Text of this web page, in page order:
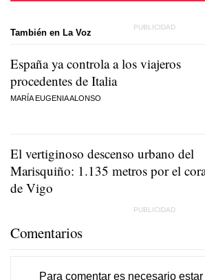
También en La Voz
España ya controla a los viajeros
procedentes de Italia
MARÍA EUGENIA ALONSO
El vertiginoso descenso urbano del
Marisquiño: 1.135 metros por el
de Vigo
Comentarios
Para comentar es necesario